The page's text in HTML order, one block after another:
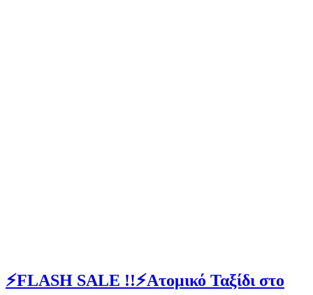
⚡FLASH SALE !!⚡Ατομικό Ταξίδι στο